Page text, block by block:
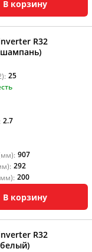
В корзину
R32
25
2.7
907
292
200
В корзину
R32